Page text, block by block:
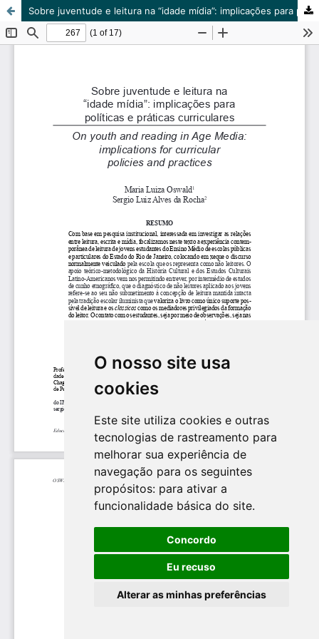
O nosso site usa
cookies
Este site utiliza cookies e outras
tecnologias de rastreamento para
melhorar sua experiência de
navegação para os seguintes
propósitos: para ativar a
funcionalidade básica do site.
Concordo
Eu recuso
Alterar as minhas preferências
Sobre juventude e leitura na “idade mídia”: implicações para políticas e práticas curriculares